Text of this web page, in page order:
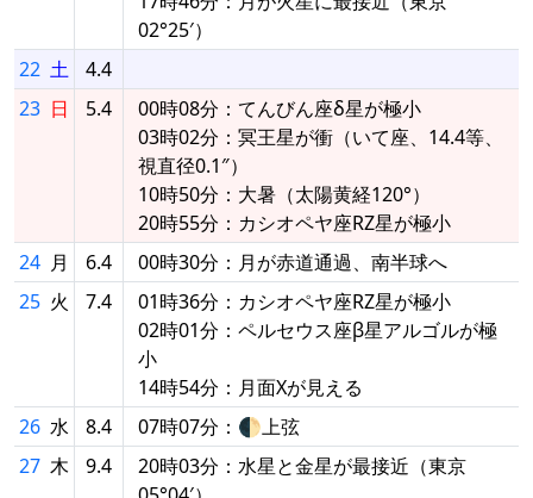
02°25′）
22 土
4.4
23 日 5.4
00時08分：てんびん座δ星が極小
03時02分：冥王星が衝（いて座、14.4等、
視直径0.1″）
10時50分：大暑（太陽黄経120°）
20時55分：カシオペヤ座RZ星が極小
24 月 6.4
00時30分：月が赤道通過、南半球へ
25 火 7.4
01時36分：カシオペヤ座RZ星が極小
02時01分：ペルセウス座β星アルゴルが極
小
14時54分：月面Xが見える
26 水 8.4
07時07分：🌓上弦
27 木 9.4
20時03分：水星と金星が最接近（東京